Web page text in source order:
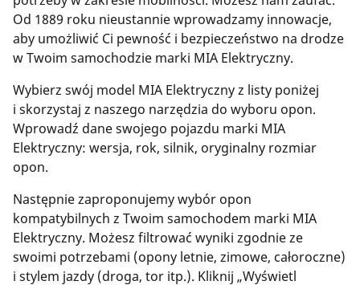
Od 1889 roku nieustannie wprowadzamy innowacje,
aby umożliwić Ci pewność i bezpieczeństwo na drodze
w Twoim samochodzie marki MIA Elektryczny.
Wybierz swój model MIA Elektryczny z listy poniżej
i skorzystaj z naszego narzędzia do wyboru opon.
Wprowadź dane swojego pojazdu marki MIA
Elektryczny: wersja, rok, silnik, oryginalny rozmiar
opon.
Następnie zaproponujemy wybór opon
kompatybilnych z Twoim samochodem marki MIA
Elektryczny. Możesz filtrować wyniki zgodnie ze
swoimi potrzebami (opony letnie, zimowe, całoroczne)
i stylem jazdy (droga, tor itp.). Kliknij „Wyświetl